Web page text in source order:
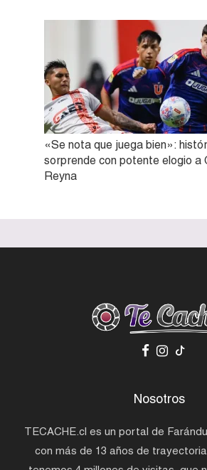
«Se nota que juega bien»:
sorprende con potente elogio a
Reyna
Nosotros
TECACHE.cl es un portal de
con más de 13 años de